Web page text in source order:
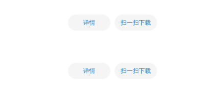
详情 扫一扫下载
详情 扫一扫下载